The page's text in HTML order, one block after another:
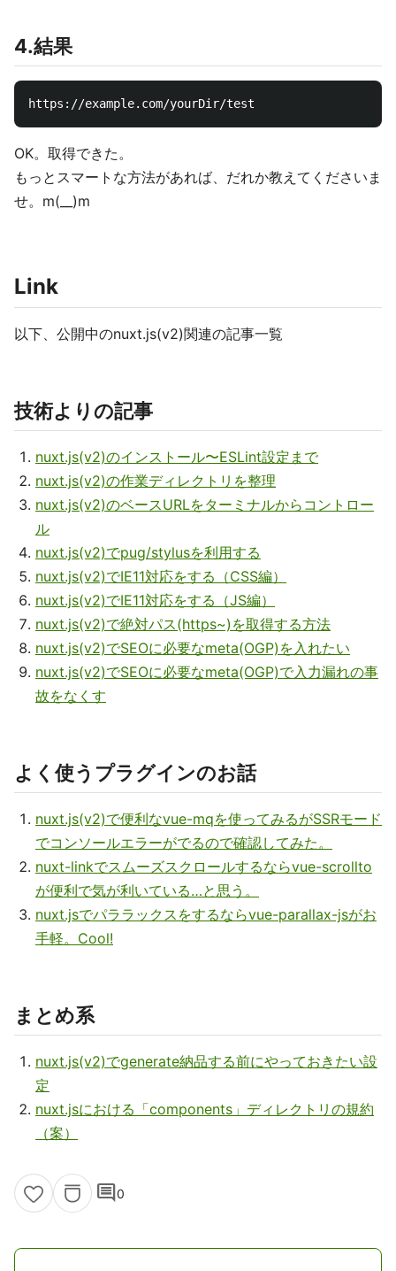
4.結果
OK。取得できた。
もっとスマートな方法があれば、だれか教えてくださいま
せ。m(__)m
Link
以下、公開中のnuxt.js(v2)関連の記事一覧
技術よりの記事
nuxt.js(v2)のインストール〜ESLint設定まで
nuxt.js(v2)の作業ディレクトリを整理
nuxt.js(v2)のベースURLをターミナルからコントロー
ル
nuxt.js(v2)でpug/stylusを利用する
nuxt.js(v2)でIE11対応をする（CSS編）
nuxt.js(v2)でIE11対応をする（JS編）
nuxt.js(v2)で絶対パス(https~)を取得する方法
nuxt.js(v2)でSEOに必要なmeta(OGP)を入れたい
nuxt.js(v2)でSEOに必要なmeta(OGP)で入力漏れの事
故をなくす
よく使うプラグインのお話
nuxt.js(v2)で便利なvue-mqを使ってみるがSSRモード
でコンソールエラーがでるので確認してみた。
nuxt-linkでスムーズスクロールするならvue-scrollto
が便利で気が利いている…と思う。
nuxt.jsでパララックスをするならvue-parallax-jsがお
手軽。Cool!
まとめ系
nuxt.js(v2)でgenerate納品する前にやっておきたい設
定
nuxt.jsにおける「components」ディレクトリの規約
（案）
comment0